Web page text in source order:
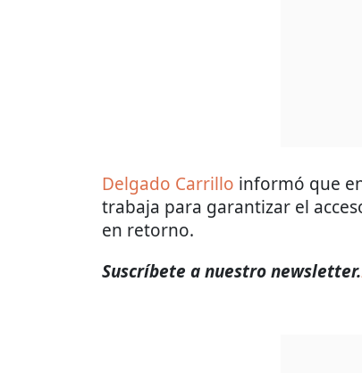
Delgado Carrillo informó que
trabaja para garantizar el
en retorno.
Suscríbete a nuestro newsletter.